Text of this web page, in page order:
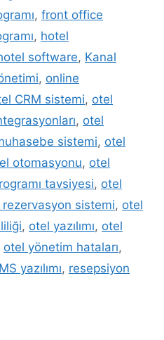
, front office
, hotel
software, Kanal
, online
CRM sistemi, otel
, otel
sistemi, otel
otomasyonu, otel
tavsiyesi, otel
rezervasyon sistemi, otel
, otel yazılımı, otel
otel yönetim hataları,
yazılımı, resepsiyon